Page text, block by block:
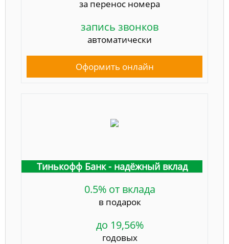
за перенос номера
запись звонков
автоматически
Оформить онлайн
Тинькофф Банк - надёжный вклад
0.5% от вклада
в подарок
до 19,56%
годовых